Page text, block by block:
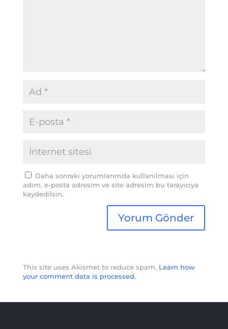
Daha sonraki yorumlarımda kullanılması için
adım, e-posta adresim ve site adresim bu tarayıcıya
kaydedilsin.
This site uses Akismet to reduce spam. Learn how
your comment data is processed.